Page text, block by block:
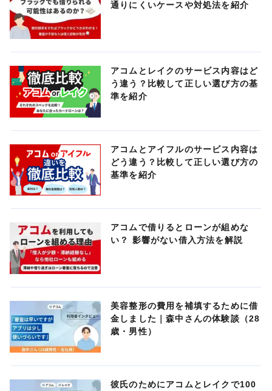
通りにくいケースや対処法を紹介
アコムとレイクのサービス内容はど
う違う？比較して正しい選び方の基
準を紹介
アコムとアイフルのサービス内容は
どう違う？比較して正しい選び方の
基準を紹介
アコムで借りるとローンが組めな
い？ 影響がない借入方法を解説
美容整形の費用を補填するために借
金しました｜森中さんの体験談（28
歳・男性）
彼氏のためにアコムとレイクで100